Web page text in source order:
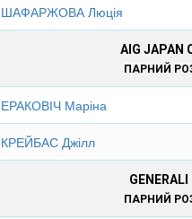
ШАФАРЖОВА Люція
AIG JAPAN
ПАРНИЙ
ЕРАКОВІЧ Маріна
КРЕЙБАС Джілл
ПАРНИЙ